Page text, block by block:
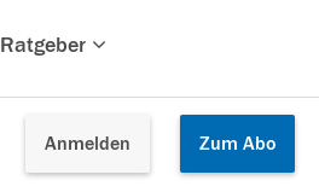
Ratgeber
Anmelden Zum Abo